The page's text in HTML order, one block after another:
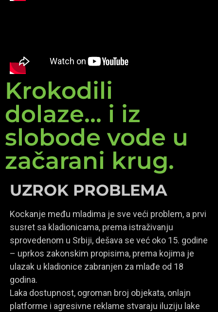
Krokodili
dolaze... i iz
slobode vode u
začarani krug.
UZROK PROBLEMA
Kockanje među mladima je sve veći problem, a prvi
susret sa kladionicama, prema istraživanju
sprovedenom u Srbiji, dešava se već oko 15. godine
– uprkos zakonskim propisima, prema kojima je
ulazak u kladionice zabranjen za mlađe od 18
godina.
Laka dostupnost, ogroman broj objekata, onlajn
platforme i agresivne reklame stvaraju iluziju lake